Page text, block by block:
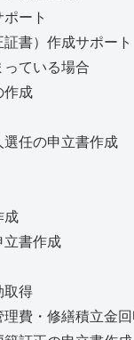
ポート
証書）作成サポート
ている場合
作成
選任の申立書作成
成
立書作成
取得
理費・修繕積立金回